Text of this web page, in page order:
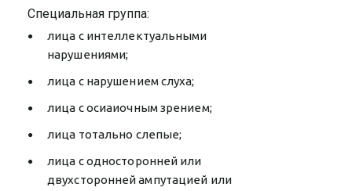
Специальная группа:
лица с интеллектуальными
нарушениями;
лица с нарушением слуха;
лица с осиаиочным зрением;
лица тотально слепые;
лица с односторонней или
двухсторонней ампутацией или